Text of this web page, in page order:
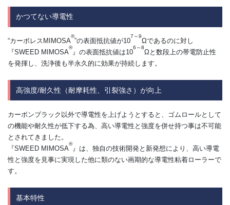
かつてない導電性
“カーボレスMIMOSA
®
”の表面抵抗値が10
7～9
Ωであるのに対し
『SWEED MIMOSA
®
』の表面抵抗値は10
6～8
Ωと数段上の帯電防止性
を発揮し、洗浄後も半永久的に効果が持続します。
高強度/耐久性（耐摩耗性、引裂強さ）が向上
カーボンブラック以外で導電性を上げようとすると、ゴムロールとして
の機能や耐久性が低下する為、高い導電性と強度を併せ持つ事は不可能
とされてきました。
『SWEED MIMOSA
®
』は、独自の技術開発と新発想により、高い導電
性と強度を見事に実現した他に類のない画期的な導電性粘着ローラーで
す。
基本特性